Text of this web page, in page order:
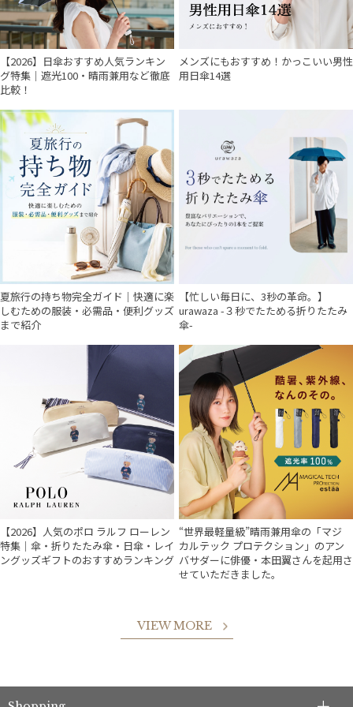
【2026】日傘おすすめ人気ランキン
グ特集｜遮光100・晴雨兼用など徹底
比較！
メンズにもおすすめ！かっこいい男性
用日傘14選
夏旅行の持ち物完全ガイド｜快適に楽
しむための服装・必需品・便利グッズ
まで紹介
【忙しい毎日に、3秒の革命。】
urawaza -３秒でたためる折りたたみ
傘-
【2026】人気のポロ ラルフ ローレン
特集｜傘・折りたたみ傘・日傘・レイ
ングッズギフトのおすすめランキング
“世界最軽量級”晴雨兼用傘の「マジ
カルテック プロテクション」のアン
バサダーに俳優・本田翼さんを起用さ
せていただきました。
VIEW MORE